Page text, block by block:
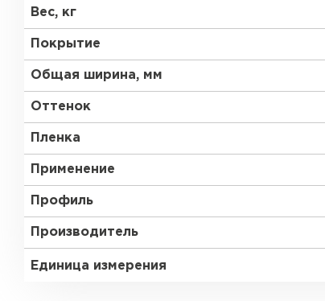
Вес, кг
Покрытие
Общая ширина, мм
Оттенок
Пленка
Применение
Профиль
Производитель
Единица измерения